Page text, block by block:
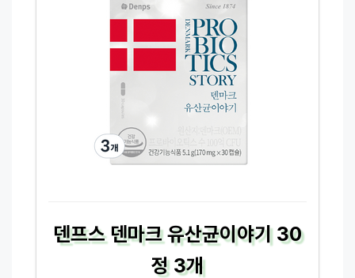
덴프스 덴마크 유산균이야기 30
정 3개